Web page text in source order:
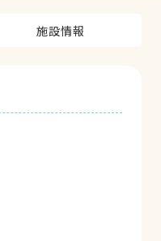
施設情報